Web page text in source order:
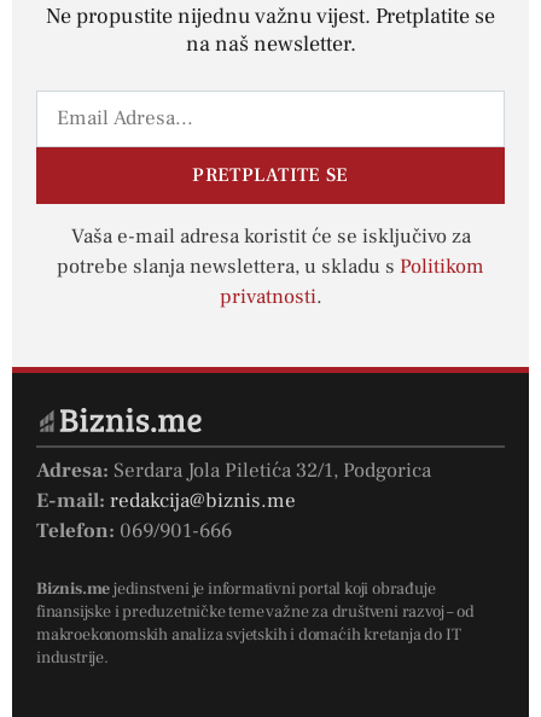
Ne propustite nijednu važnu vijest. Pretplatite se
na naš newsletter.
PRETPLATITE SE
Vaša e-mail adresa koristit će se isključivo za
potrebe slanja newslettera, u skladu s Politikom
privatnosti.
Adresa: Serdara Jola Piletića 32/1, Podgorica
E-mail: redakcija@biznis.me
Telefon: 069/901-666
Biznis.mejedinstveni je informativni portal koji obrađuje
finansijske i preduzetničke teme važne za društveni razvoj – od
makroekonomskih analiza svjetskih i domaćih kretanja do IT
industrije.